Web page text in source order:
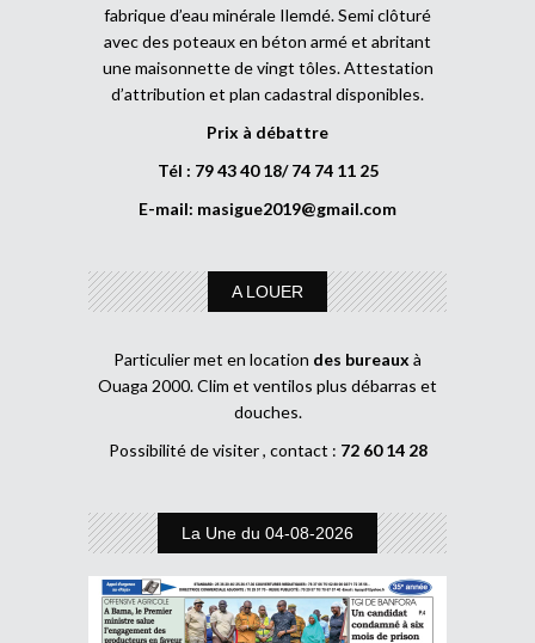
fabrique d’eau minérale Ilemdé. Semi clôturé
avec des poteaux en béton armé et abritant
une maisonnette de vingt tôles. Attestation
d’attribution et plan cadastral disponibles.
Prix à débattre
Tél : 79 43 40 18/ 74 74 11 25
E-mail: masigue2019@gmail.com
A LOUER
Particulier met en location des bureaux à
Ouaga 2000. Clim et ventilos plus débarras et
douches.
Possibilité de visiter , contact : 72 60 14 28
La Une du 04-08-2026